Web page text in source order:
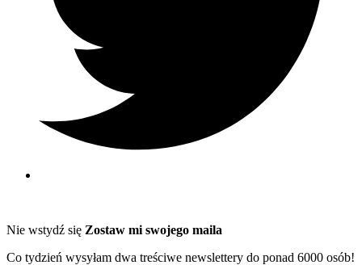
Nie wstydź się Zostaw mi swojego maila
Co tydzień wysyłam dwa treściwe newslettery do ponad 6000 osób!